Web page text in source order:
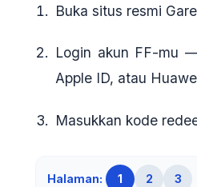
Buka situs resmi
Login akun FF-mu —
Apple ID, atau
Masukkan kode
Halaman: 1 2 3